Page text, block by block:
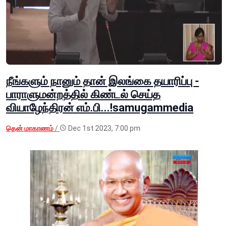
நீங்களும் நானும் தான் இலங்கை தயாரிப்பு -
பாராளுமன்றத்தில் கிண்டல் செய்த
வியாழேந்திரன் எம்.பி...!samugammedia
தென் மாகாணம்/ Dec 1st 2023, 7:00 pm